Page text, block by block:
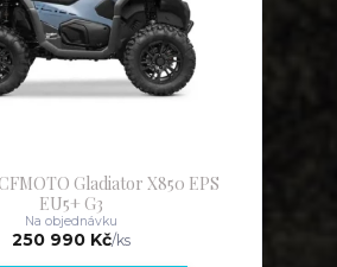
Gladiator X850 EPS
EU5+ G3
250 990 Kč/ks
Na objednávku